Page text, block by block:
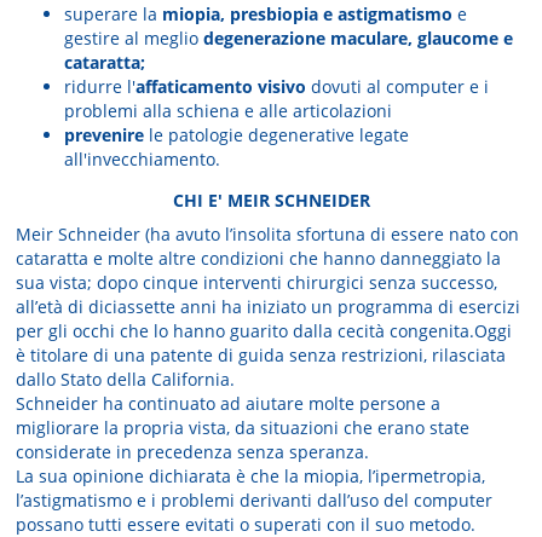
superare la miopia, presbiopia e astigmatismo e
gestire al megliodegenerazione maculare, glaucome e
cataratta;
ridurre l'affaticamento visivo dovuti al computer e i
problemi alla schiena e alle articolazioni
prevenire le patologie degenerative legate
all'invecchiamento.
CHI E' MEIR SCHNEIDER
Meir Schneider (ha avuto l’insolita sfortuna di essere nato con
cataratta e molte altre condizioni che hanno danneggiato la
sua vista; dopo cinque interventi chirurgici senza successo,
all’età di diciassette anni ha iniziato un programma di esercizi
per gli occhi che lo hanno guarito dalla cecità congenita.Oggi
è titolare di una patente di guida senza restrizioni, rilasciata
dallo Stato della California.
Schneider ha continuato ad aiutare molte persone a
migliorare la propria vista, da situazioni che erano state
considerate in precedenza senza speranza.
La sua opinione dichiarata è che la miopia, l’ipermetropia,
l’astigmatismo e i problemi derivanti dall’uso del computer
possano tutti essere evitati o superati con il suo metodo.